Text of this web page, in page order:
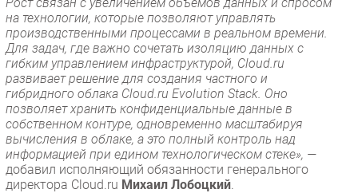
на технологии, которые позволяют управлять
производственными процессами в реальном времени.
Для задач, где важно сочетать изоляцию данных с
гибким управлением инфраструктурой, Cloud.ru
развивает решение для создания частного и
гибридного облака Cloud.ru Evolution Stack. Оно
позволяет хранить конфиденциальные данные в
собственном контуре, одновременно масштабируя
вычисления в облаке, а это полный контроль над
информацией при едином технологическом стеке», —
добавил исполняющий обязанности генерального
директора Cloud.ru Михаил Лобоцкий